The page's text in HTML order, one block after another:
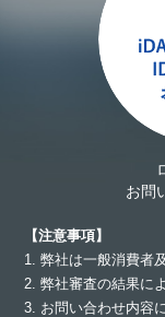
お問
【注意事項】
1. 弊社は一般消費者
2. 弊社審査の結果に
3. お問い合わせ内容